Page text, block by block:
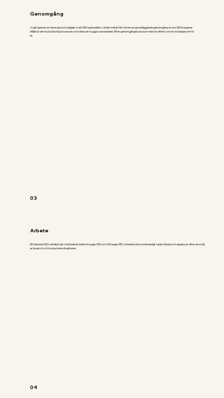
Genomgång
Vi går igenom er hemsida och nuläget ur ett SEO-perspektiv. Under mötet får ni även en grundläggande genomgång av hur SEO fungerar.
Målet är att ni ska förstå processen och känna er trygga i samarbetet. Efter genomgången skickar med en offert som är skräddarsytt för
er.
03
Arbete
Ett löpande SEO-arbetet där vi inkluderar både On page-SEO och Off page-SEO. Arbetet sker kontinuerligt varje månad och anpassas efter era mål,
er bransch och konkurrenssituationen.
04